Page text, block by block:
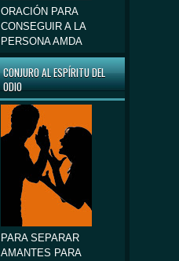
ORACIÓN PARA
CONSEGUIR A LA
PERSONA AMDA
CONJURO AL ESPÍRITU DEL
ODIO
PARA SEPARAR
AMANTES PARA